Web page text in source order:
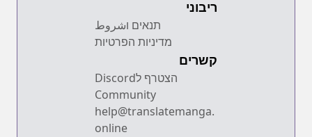
ריבוני
תנאים וشروط
מדיניות הפרטיות
קשרים
הצטרף לDiscord
Community
help@translatemanga.
online